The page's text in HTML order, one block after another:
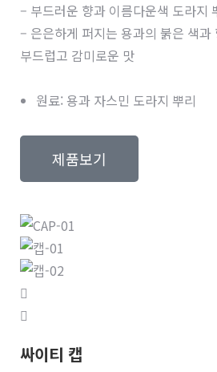
– 부드러운 향과 이름다운색 도라지
– 은은하게 퍼지는 용과의 붉은 색과
부드럽고 감미로운 맛
원료: 용과 자스민 도라지 뿌리
제품보기
싸이티 캡